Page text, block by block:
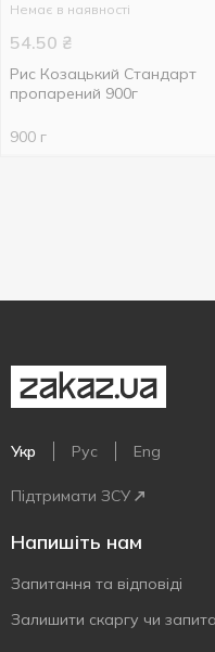
Немає в наявності
54.50 ₴
Рис Козацький Стандарт
пропарений 900г
900 г
Укр Рус Eng
Підтримати ЗСУ
Напишіть нам
Запитання та відповіді
Залишити скаргу чи